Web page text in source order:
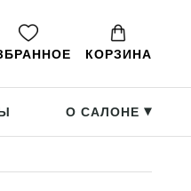
КОРЗИНА
О САЛОНЕ ▸